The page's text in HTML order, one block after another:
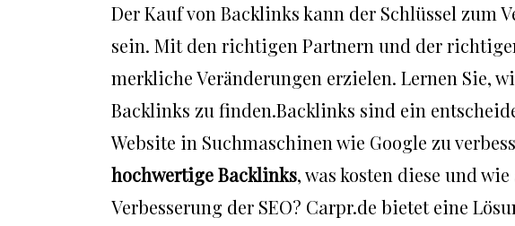
Der Kauf von Backlinks kann der Schlüssel zum
sein. Mit den richtigen Partnern und der
merkliche Veränderungen erzielen. Lernen Sie,
Backlinks zu finden.Backlinks sind ein
Website in Suchmaschinen wie Google zu
hochwertige Backlinks, was kosten diese und
Verbesserung der SEO? Carpr.de bietet eine